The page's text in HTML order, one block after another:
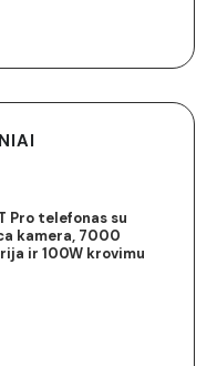
Pro telefonas su
kamera, 7000
ir 100W krovimu